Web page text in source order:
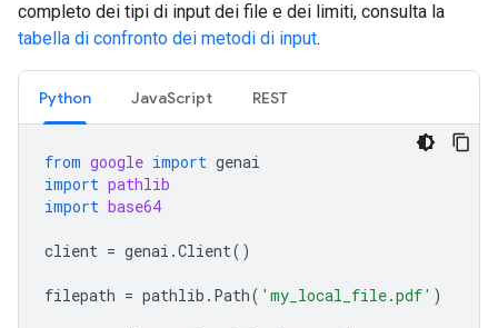
completo dei tipi di input dei file e dei limiti, consulta la
tabella di confronto dei metodi di input.
Python JavaScript REST
from google import genai
import pathlib
import base64
client = genai .Client()
filepath = pathlib . Path( 'my_local_file.pdf' )